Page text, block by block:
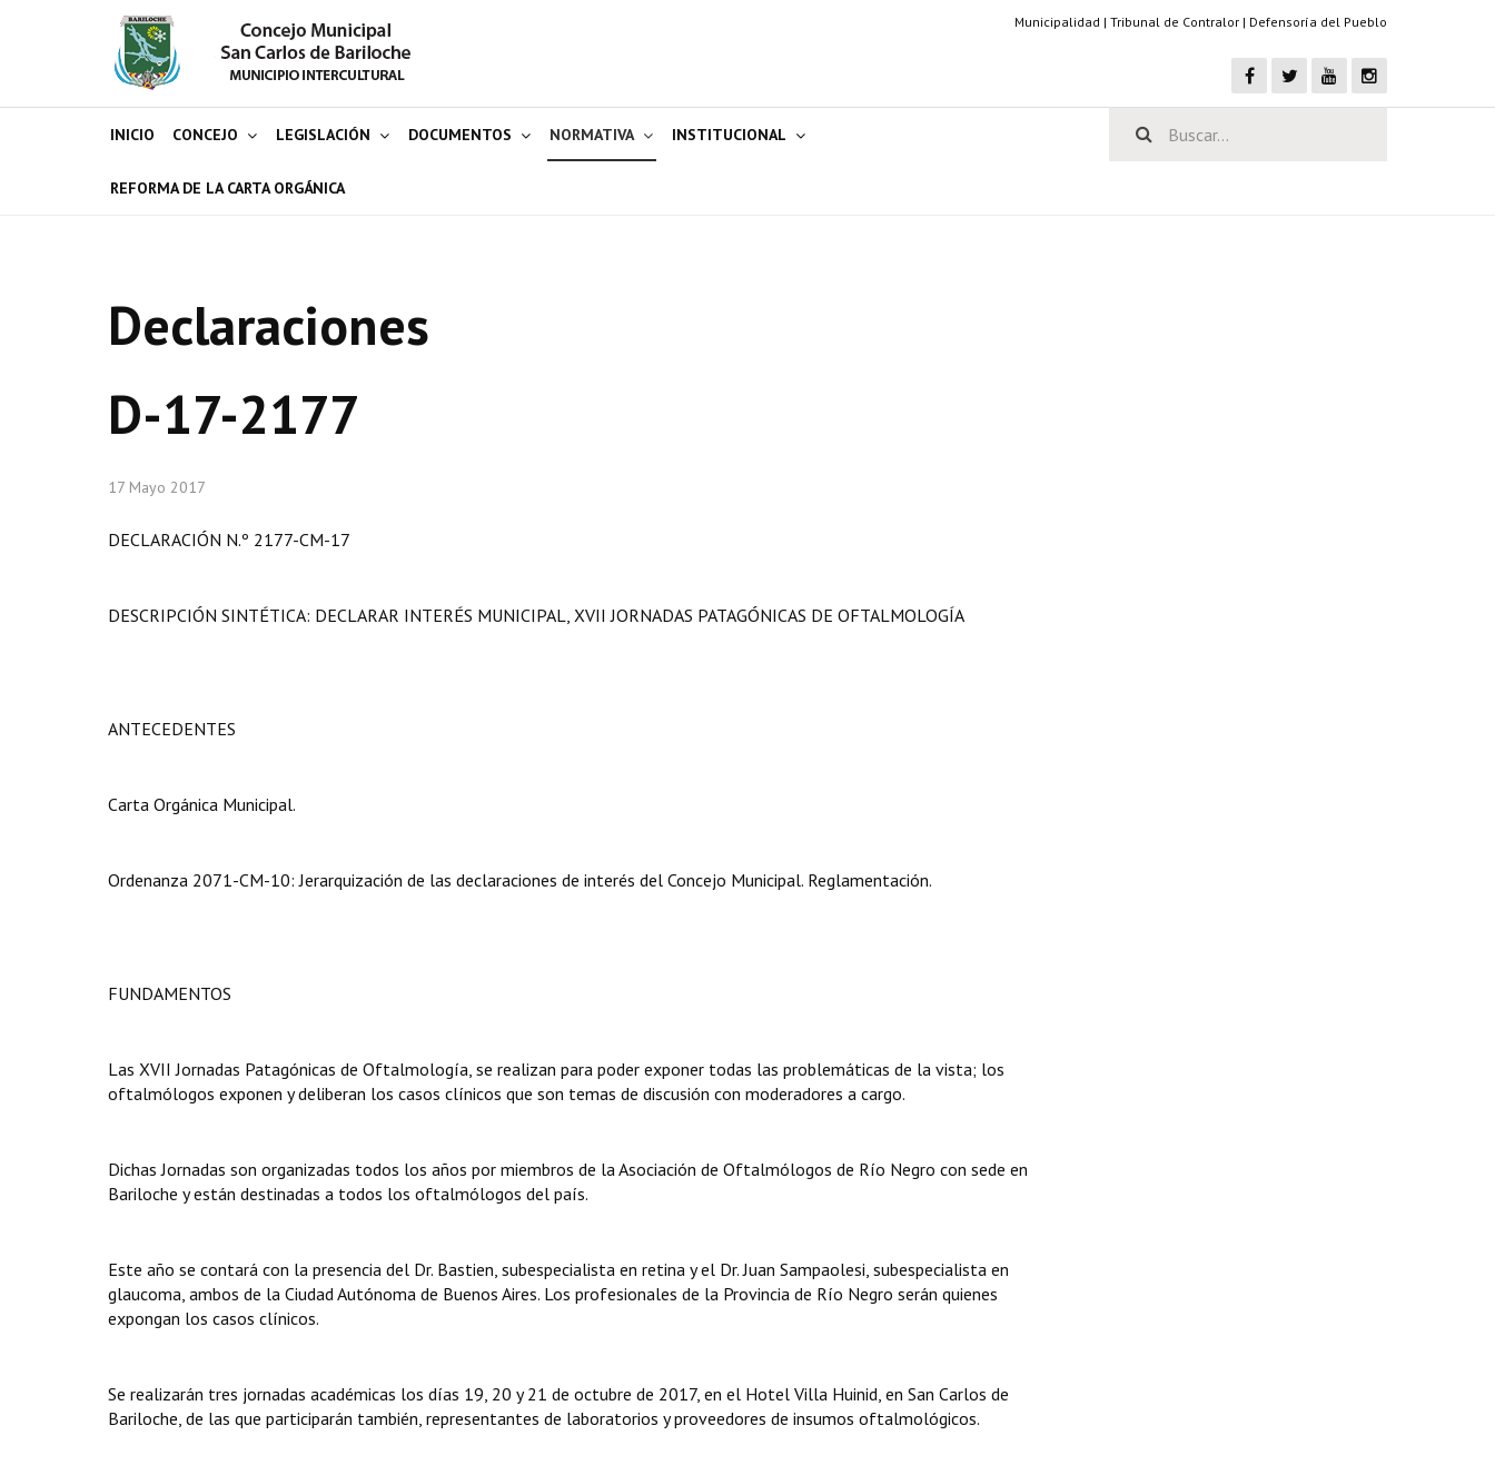
Municipalidad | Tribunal de Contralor | Defensoría del Pueblo
INICIO CONCEJO LEGISLACIÓN DOCUMENTOS NORMATIVA INSTITUCIONAL
REFORMA DE LA CARTA ORGÁNICA
Declaraciones
D-17-2177
17 Mayo 2017
DECLARACIÓN N.º 2177-CM-17
DESCRIPCIÓN SINTÉTICA: DECLARAR INTERÉS MUNICIPAL, XVII JORNADAS PATAGÓNICAS DE OFTALMOLOGÍA
ANTECEDENTES
Carta Orgánica Municipal.
Ordenanza 2071-CM-10: Jerarquización de las declaraciones de interés del Concejo Municipal. Reglamentación.
FUNDAMENTOS
Las XVII Jornadas Patagónicas de Oftalmología, se realizan para poder exponer todas las problemáticas de la vista; los
oftalmólogos exponen y deliberan los casos clínicos que son temas de discusión con moderadores a cargo.
Dichas Jornadas son organizadas todos los años por miembros de la Asociación de Oftalmólogos de Río Negro con sede en
Bariloche y están destinadas a todos los oftalmólogos del país.
Este año se contará con la presencia del Dr. Bastien, subespecialista en retina y el Dr. Juan Sampaolesi, subespecialista en
glaucoma, ambos de la Ciudad Autónoma de Buenos Aires. Los profesionales de la Provincia de Río Negro serán quienes
expongan los casos clínicos.
Se realizarán tres jornadas académicas los días 19, 20 y 21 de octubre de 2017, en el Hotel Villa Huinid, en San Carlos de
Bariloche, de las que participarán también, representantes de laboratorios y proveedores de insumos oftalmológicos.